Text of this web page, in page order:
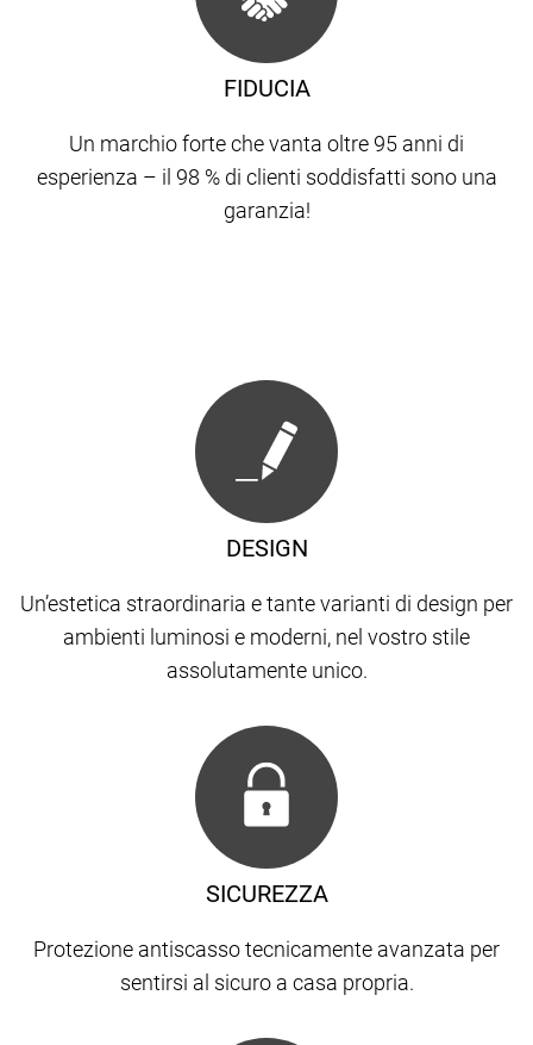
FIDUCIA
Un marchio forte che vanta oltre 95 anni di
esperienza – il 98 % di clienti soddisfatti sono una
garanzia!
DESIGN
Un’estetica straordinaria e tante varianti di design per
ambienti luminosi e moderni, nel vostro stile
assolutamente unico.
SICUREZZA
Protezione antiscasso tecnicamente avanzata per
sentirsi al sicuro a casa propria.